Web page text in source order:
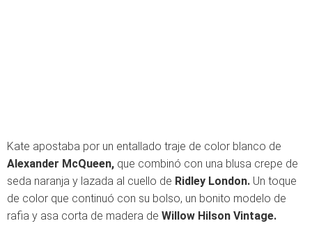
Kate apostaba por un entallado traje de color blanco de
Alexander McQueen, que combinó con una blusa crepe de
seda naranja y lazada al cuello de Ridley London. Un toque
de color que continuó con su bolso, un bonito modelo de
rafia y asa corta de madera de Willow Hilson Vintage.